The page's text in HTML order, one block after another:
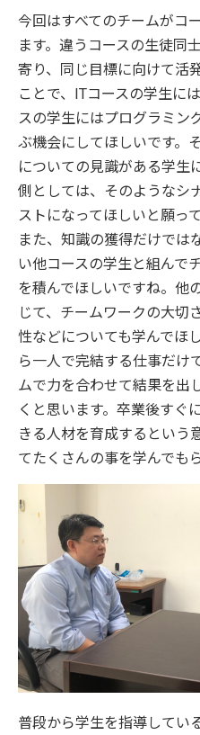
今回はすべてのチームがコ
ます。違うコースの生徒同
寄り、同じ目標に向けて活
ことで、ITコースの学生に
スの学生にはプログラミン
ぶ機会にしてほしいです。
についての見識がある学生
側としては、そのようなシ
ストになってほしいと願って
また、知識の獲得だけでは
い他コースの学生と組んで
を積んでほしいですね。他
じて、チームワークの大切
性などについても学んでほ
ら一人で完結する仕事だけ
ムで力を合わせて結果を出
くと思います。卒業後すぐ
きる人材を育成するという
てたくさんの事を学んでも
普段から学生を指導してい